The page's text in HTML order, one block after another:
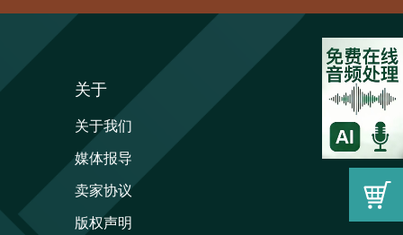
关于
关于我们
媒体报导
卖家协议
版权声明